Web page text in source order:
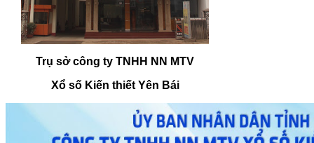
Trụ sở công ty TNHH NN MTV
Xổ số Kiến thiết Yên Bái